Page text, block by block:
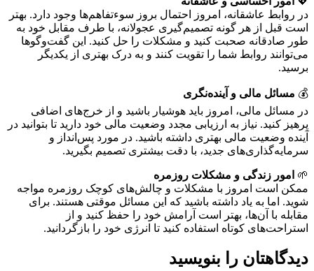
در روابط عاشقانه، امروز احتمال بروز سوءتفاهم‌ها وجود دارد. بهتر
است قبل از هر گونه تصمیم‌گیری عجولانه، با طرف مقابل خود به
طور صادقانه صحبت کنید و مشکلات را حل کنید. این گفت‌وگوها
می‌توانند روابط شما را تقویت کنند و به درک بهتری از یکدیگر
برسید.
💰 مسائل مالی و آینده‌نگری
در مسائل مالی، امروز باید هوشیار باشید و از خرج‌های اضافی
پرهیز کنید. نیاز به ارزیابی مجدد وضعیت مالی خود دارید تا بتوانید در
آینده وضعیت مالی بهتری داشته باشید. در مورد پس‌انداز و
سرمایه‌گذاری‌های جدید، با دقت بیشتری تصمیم بگیرید.
🌱 امور زندگی و مشکلات روزمره
ممکن است امروز با مشکلات و چالش‌های کوچک روزمره مواجه
شوید. اما به یاد داشته باشید که این مسائل موقتی هستند. برای
مقابله با آن‌ها، بهتر است آرامش خود را حفظ کنید و از
استراحت‌های کوتاه استفاده کنید تا انرژی خود را بازگردانید.
دیدگاهتان را بنویسید